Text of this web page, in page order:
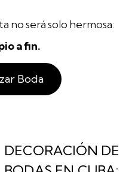
no será solo hermosa:
a fin.
Boda
DECORACIÓN DE